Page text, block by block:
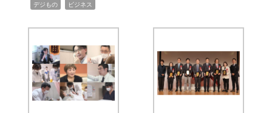
デジもの ビジネス